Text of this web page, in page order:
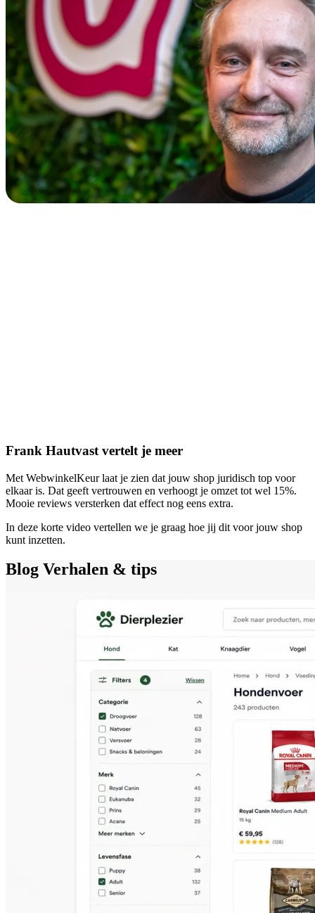
Frank Hautvast vertelt je meer
Met WebwinkelKeur laat je zien dat jouw shop juridisch top voor
elkaar is. Dat geeft vertrouwen en verhoogt je omzet tot wel 15%.
Mooie reviews versterken dat effect nog eens extra.
In deze korte video vertellen we je graag hoe jij dit voor jouw shop
kunt inzetten.
Blog Verhalen & tips